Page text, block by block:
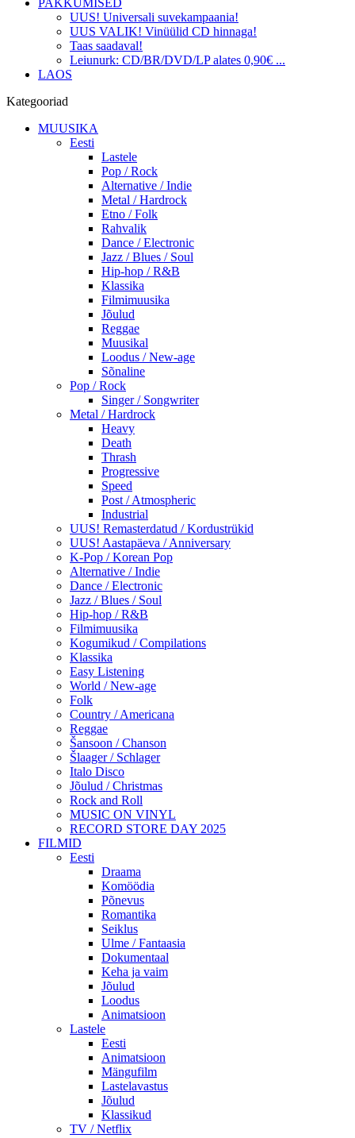
PAKKUMISED
UUS! Universali suvekampaania!
UUS VALIK! Vinüülid CD hinnaga!
Taas saadaval!
Leiunurk: CD/BR/DVD/LP alates 0,90€ ...
LAOS
Kategooriad
MUUSIKA
Eesti
Lastele
Pop / Rock
Alternative / Indie
Metal / Hardrock
Etno / Folk
Rahvalik
Dance / Electronic
Jazz / Blues / Soul
Hip-hop / R&B
Klassika
Filmimuusika
Jõulud
Reggae
Muusikal
Loodus / New-age
Sõnaline
Pop / Rock
Singer / Songwriter
Metal / Hardrock
Heavy
Death
Thrash
Progressive
Speed
Post / Atmospheric
Industrial
UUS! Remasterdatud / Kordustrükid
UUS! Aastapäeva / Anniversary
K-Pop / Korean Pop
Alternative / Indie
Dance / Electronic
Jazz / Blues / Soul
Hip-hop / R&B
Filmimuusika
Kogumikud / Compilations
Klassika
Easy Listening
World / New-age
Folk
Country / Americana
Reggae
Šansoon / Chanson
Šlaager / Schlager
Italo Disco
Jõulud / Christmas
Rock and Roll
MUSIC ON VINYL
RECORD STORE DAY 2025
FILMID
Eesti
Draama
Komöödia
Põnevus
Romantika
Seiklus
Ulme / Fantaasia
Dokumentaal
Keha ja vaim
Jõulud
Loodus
Animatsioon
Lastele
Eesti
Animatsioon
Mängufilm
Lastelavastus
Jõulud
Klassikud
TV / Netflix